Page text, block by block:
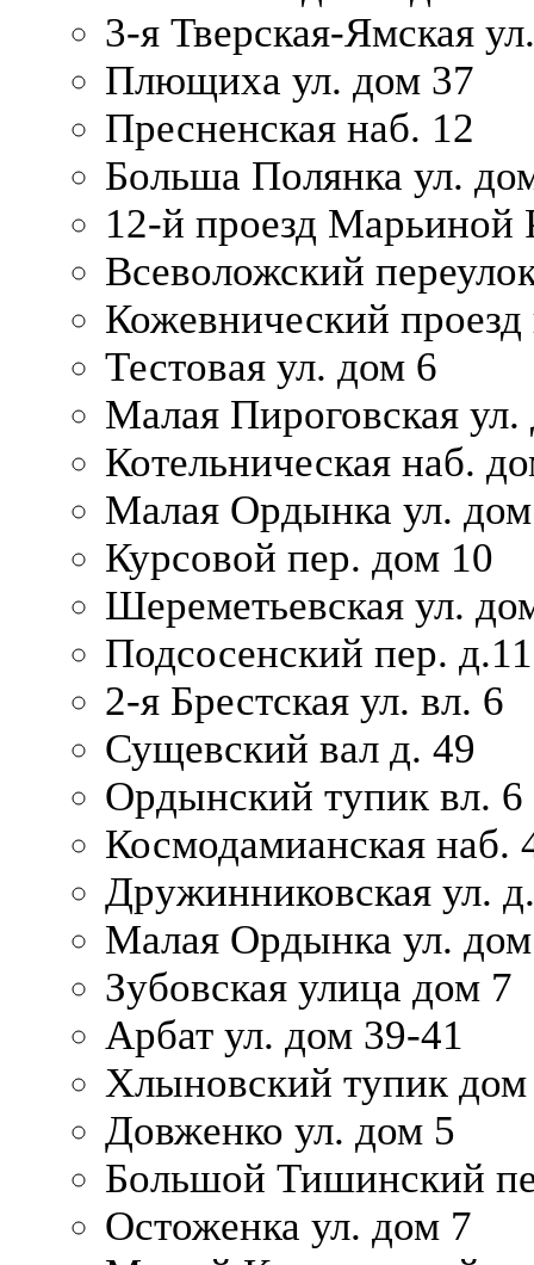
3-я Тверская-Ямская
Плющиха ул. дом 37
Пресненская наб. 12
Больша Полянка ул.
12-й проезд Марьиной
Всеволожский
Кожевнический проезд
Тестовая ул. дом 6
Малая Пироговская
Котельническая наб.
Малая Ордынка ул.
Курсовой пер. дом 10
Шереметьевская ул.
Подсосенский пер. д.11
2-я Брестская ул. вл. 6
Сущевский вал д. 49
Ордынский тупик вл. 6
Космодамианская наб.
Дружинниковская ул.
Малая Ордынка ул.
Зубовская улица дом 7
Арбат ул. дом 39-41
Хлыновский тупик
Довженко ул. дом 5
Большой Тишинский
Остоженка ул. дом 7